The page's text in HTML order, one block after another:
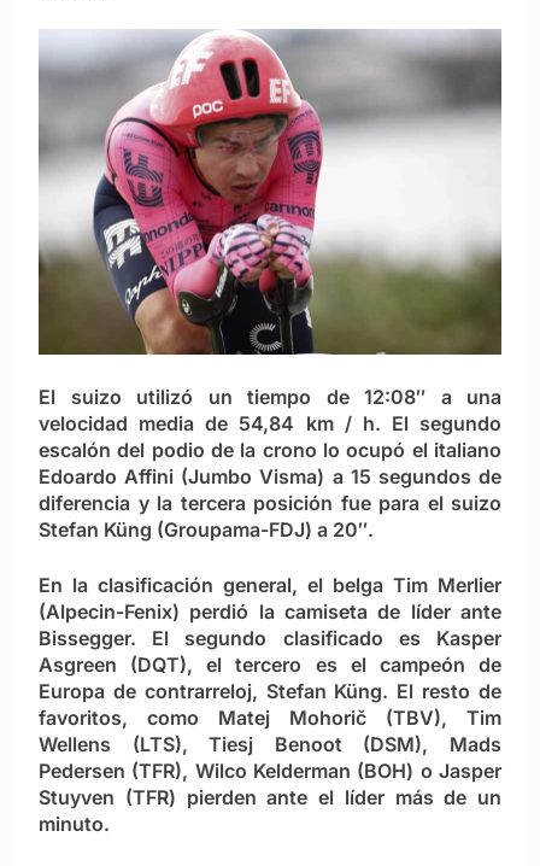
El suizo utilizó un tiempo de 12:08″ a una
velocidad media de 54,84 km / h. El segundo
escalón del podio de la crono lo ocupó el italiano
Edoardo Affini (Jumbo Visma) a 15 segundos de
diferencia y la tercera posición fue para el suizo
Stefan Küng (Groupama-FDJ) a 20″.
En la clasificación general, el belga Tim Merlier
(Alpecin-Fenix) perdió la camiseta de líder ante
Bissegger. El segundo clasificado es Kasper
Asgreen (DQT), el tercero es el campeón de
Europa de contrarreloj, Stefan Küng. El resto de
favoritos, como Matej Mohorič (TBV), Tim
Wellens (LTS), Tiesj Benoot (DSM), Mads
Pedersen (TFR), Wilco Kelderman (BOH) o Jasper
Stuyven (TFR) pierden ante el líder más de un
minuto.